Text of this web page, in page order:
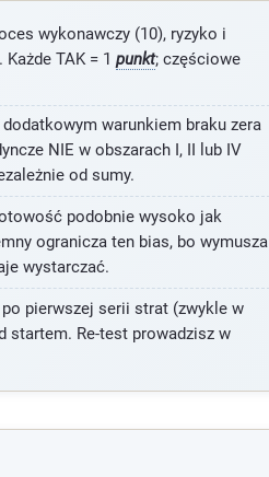
wykonawczy (10), ryzyko i
TAK = 1 punkt; częściowe
dodatkowym warunkiem braku zera
NIE w obszarach I, II lub IV
od sumy.
podobnie wysoko jak
ogranicza ten bias, bo wymusza
wystarczać.
pierwszej serii strat (zwykle w
startem. Re-test prowadzisz w